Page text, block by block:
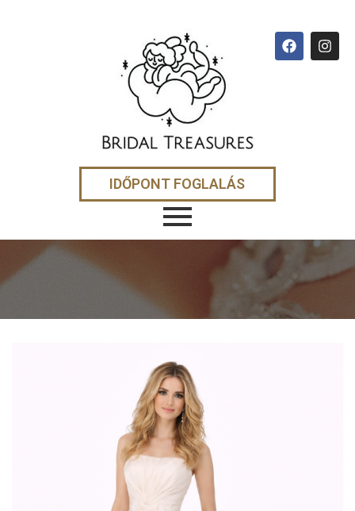
IDŐPONT FOGLALÁS